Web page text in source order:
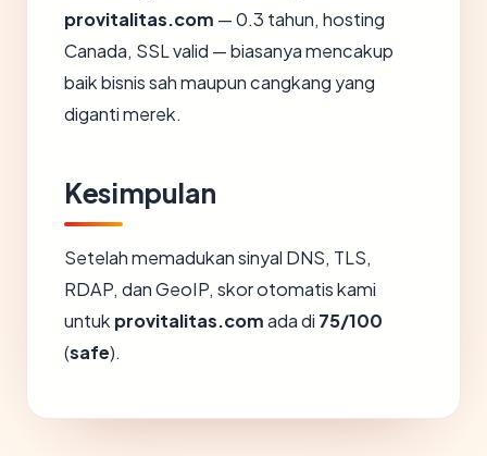
provitalitas.com — 0.3 tahun, hosting
Canada, SSL valid — biasanya mencakup
baik bisnis sah maupun cangkang yang
diganti merek.
Kesimpulan
Setelah memadukan sinyal DNS, TLS,
RDAP, dan GeoIP, skor otomatis kami
untuk provitalitas.comada di 75/100
(safe).